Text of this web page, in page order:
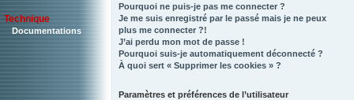
Technique
Documentations
Pourquoi ne puis-je pas me connecter ?
Je me suis enregistré par le passé mais je ne peux
plus me connecter ?!
J’ai perdu mon mot de passe !
Pourquoi suis-je automatiquement déconnecté ?
À quoi sert « Supprimer les cookies » ?
Paramètres et préférences de l’utilisateur